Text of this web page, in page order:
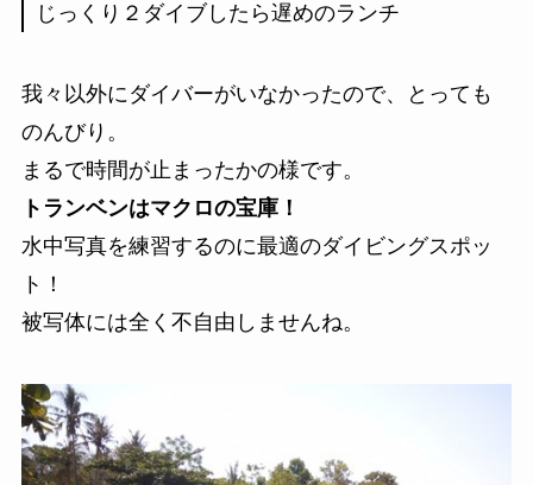
じっくり２ダイブしたら遅めのランチ
我々以外にダイバーがいなかったので、とっても
のんびり。
まるで時間が止まったかの様です。
トランベンはマクロの宝庫！
水中写真を練習するのに最適のダイビングスポッ
ト！
被写体には全く不自由しませんね。